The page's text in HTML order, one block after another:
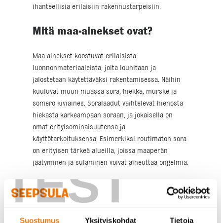
TEST
Suostumus Yksityiskohdat Tietoja
ihanteellisia erilaisiin rakennustarpeisiin.
Mitä maa-ainekset ovat?
Maa-ainekset koostuvat erilaisista
luonnonmateriaaleista, joita louhitaan ja
jalostetaan käytettäväksi rakentamisessa. Näihin
kuuluvat muun muassa sora, hiekka, murske ja
somero kiviaines. Soralaadut vaihtelevat hienosta
hiekasta karkeampaan soraan, ja jokaisella on
omat erityisominaisuutensa ja
käyttötarkoituksensa. Esimerkiksi routimaton sora
on erityisen tärkeä alueilla, joissa maaperän
jäätyminen ja sulaminen voivat aiheuttaa ongelmia.
Miten maa-aineksia käytetään
rakentamisessa?